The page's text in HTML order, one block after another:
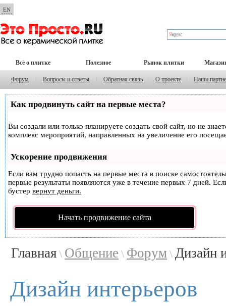
EN
Всё о плитке Полезное Рынок плитки
Форум Вопросы и ответы Обратная связь О проекте Наши
Как продвинуть сайт на первые места?
Вы создали или только планируете создать свой сайт, но не
комплекс мероприятий, направленных на увеличение его
Ускорение продвижения
Если вам трудно попасть на первые места в поиске
первые результаты появляются уже в течение первых 7 дней.
бустер вернут деньги.
Начать продвижение сайта
Главная \ Общение \ Форум \ Дизайн
Дизайн интерьеров